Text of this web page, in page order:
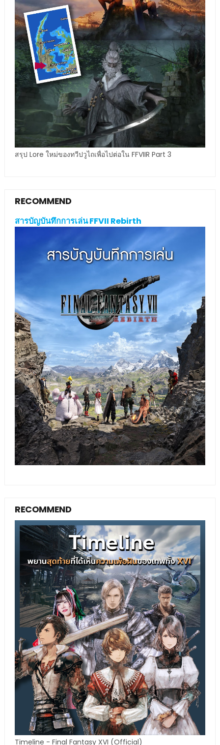
สรุป Lore ใหม่ของทวีปวูไถเพื่อไปต่อใน FFVIIR Part 3
RECOMMEND
สารบัญบันทึกการเล่น FFVII Rebirth
RECOMMEND
Timeline - Final Fantasy XVI (Official)